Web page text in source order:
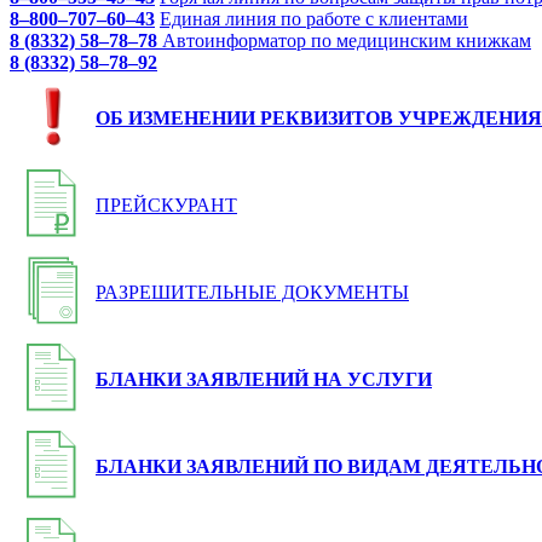
8–800–707–60–43 Единая линия по работе с клиентами
8 (8332) 58–78–78 Автоинформатор по медицинским книжкам
8 (8332) 58–78–92
ОБ ИЗМЕНЕНИИ РЕКВИЗИТОВ УЧРЕЖДЕНИЯ
ПРЕЙСКУРАНТ
РАЗРЕШИТЕЛЬНЫЕ ДОКУМЕНТЫ
БЛАНКИ ЗАЯВЛЕНИЙ НА УСЛУГИ
БЛАНКИ ЗАЯВЛЕНИЙ ПО ВИДАМ